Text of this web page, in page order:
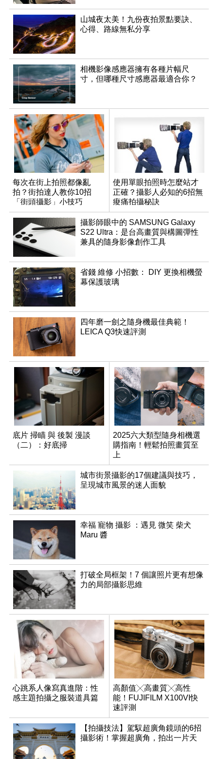
山城夜太美！九份夜拍景點要訣、
心得、路線無私分享
相機影像感應器擁有各種片幅尺
寸，但哪種尺寸感應器最適合你？
每次在街上拍照都像亂
拍？街拍達人教你10招
「街頭攝影」小技巧
使用單眼拍照時怎麼站才
正確？攝影人必知的6招無
痠痛拍攝秘訣
攝影師眼中的 SAMSUNG Galaxy
S22 Ultra：是台高畫質與構圖彈性
兼具的隨身影像創作工具
省錢 維修 小招數： DIY 更換相機螢
幕保護玻璃
四年磨一劍之隨身機最佳典範！
LEICA Q3快速評測
底片 掃瞄 與 後製 漫談
（二）：好底掃
2025六大類型隨身相機選
購指南！輕鬆拍照畫質至
上
城市街景攝影的17個建議與技巧，
呈現城市風景的迷人面貌
幸福 寵物 攝影 ：遇見 微笑 柴犬
Maru 醬
打破全局框架！7 個讓照片更有想像
力的局部攝影思維
心跳系人像寫真進階：性
感主題拍攝之服裝道具篇
高顏值╳高畫質╳高性
能！FUJIFILM X100VI快
速評測
【拍攝技法】駕馭超廣角鏡頭的6招
攝影術！掌握超廣角，拍出一片天